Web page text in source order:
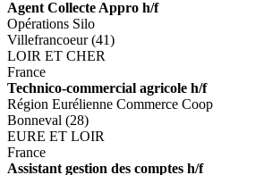
Agent Collecte Appro h/f
Opérations Silo
Villefrancoeur (41)
LOIR ET CHER
France
Technico-commercial agricole h/f
Région Eurélienne Commerce Coop
Bonneval (28)
EURE ET LOIR
France
Assistant gestion des comptes h/f